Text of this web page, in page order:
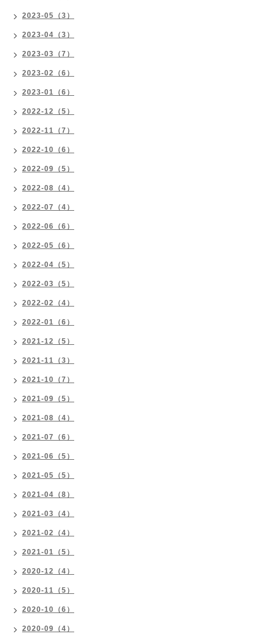
2023-05（3）
2023-04（3）
2023-03（7）
2023-02（6）
2023-01（6）
2022-12（5）
2022-11（7）
2022-10（6）
2022-09（5）
2022-08（4）
2022-07（4）
2022-06（6）
2022-05（6）
2022-04（5）
2022-03（5）
2022-02（4）
2022-01（6）
2021-12（5）
2021-11（3）
2021-10（7）
2021-09（5）
2021-08（4）
2021-07（6）
2021-06（5）
2021-05（5）
2021-04（8）
2021-03（4）
2021-02（4）
2021-01（5）
2020-12（4）
2020-11（5）
2020-10（6）
2020-09（4）